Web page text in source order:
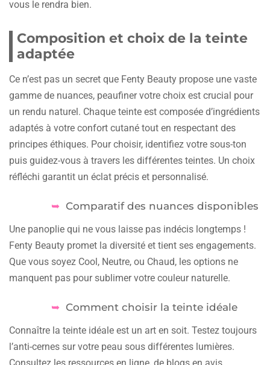
vous le rendra bien.
Composition et choix de la teinte
adaptée
Ce n’est pas un secret que Fenty Beauty propose une vaste
gamme de nuances, peaufiner votre choix est crucial pour
un rendu naturel. Chaque teinte est composée d’ingrédients
adaptés à votre confort cutané tout en respectant des
principes éthiques. Pour choisir, identifiez votre sous-ton
puis guidez-vous à travers les différentes teintes. Un choix
réfléchi garantit un éclat précis et personnalisé.
Comparatif des nuances disponibles
Une panoplie qui ne vous laisse pas indécis longtemps !
Fenty Beauty promet la diversité et tient ses engagements.
Que vous soyez Cool, Neutre, ou Chaud, les options ne
manquent pas pour sublimer votre couleur naturelle.
Comment choisir la teinte idéale
Connaître la teinte idéale est un art en soit. Testez toujours
l’anti-cernes sur votre peau sous différentes lumières.